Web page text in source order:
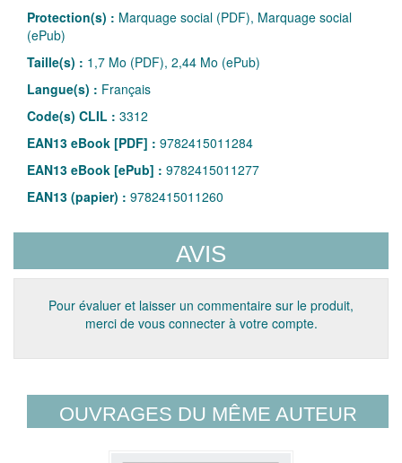
Protection(s) : Marquage social (PDF), Marquage social
(ePub)
Taille(s) : 1,7 Mo (PDF), 2,44 Mo (ePub)
Langue(s) : Français
Code(s) CLIL : 3312
EAN13 eBook [PDF] : 9782415011284
EAN13 eBook [ePub] : 9782415011277
EAN13 (papier) : 9782415011260
AVIS
Pour évaluer et laisser un commentaire sur le produit,
merci de vous connecter à votre compte.
OUVRAGES DU MÊME AUTEUR